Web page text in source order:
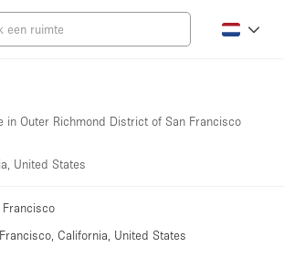
in Outer Richmond District of San Francisco
United States
California, United States